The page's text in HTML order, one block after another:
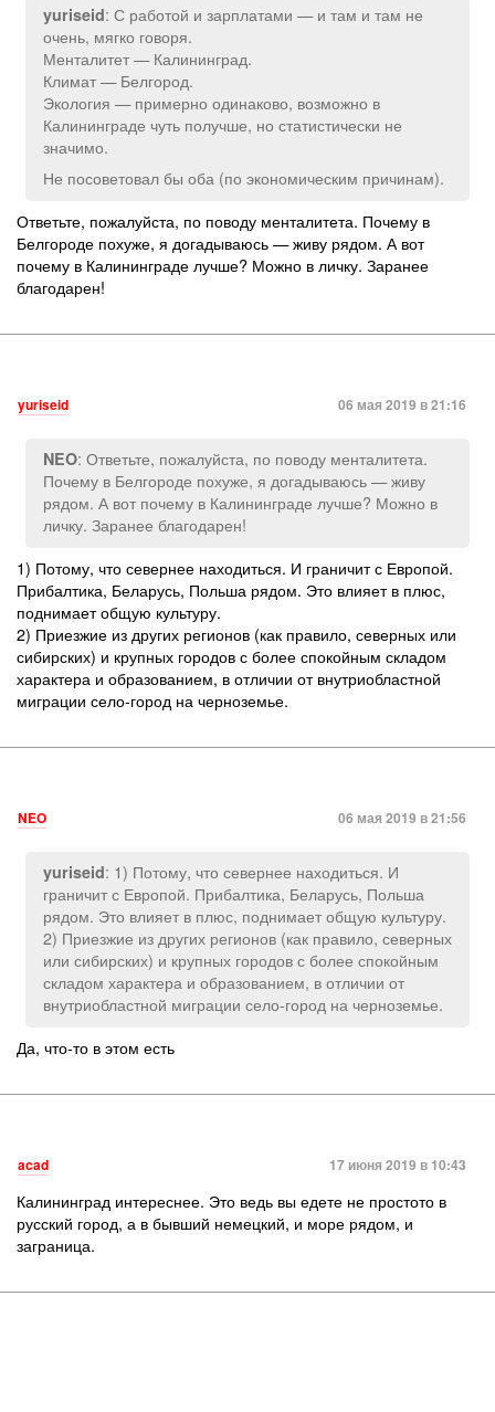
yuriseid: С работой и зарплатами — и там и там не
очень, мягко говоря.
Менталитет — Калининград.
Климат — Белгород.
Экология — примерно одинаково, возможно в
Калининграде чуть получше, но статистически не
значимо.
Не посоветовал бы оба (по экономическим причинам).
Ответьте, пожалуйста, по поводу менталитета. Почему в
Белгороде похуже, я догадываюсь — живу рядом. А вот
почему в Калининграде лучше? Можно в личку. Заранее
благодарен!
yuriseid 06 мая 2019 в 21:16
NEO: Ответьте, пожалуйста, по поводу менталитета.
Почему в Белгороде похуже, я догадываюсь — живу
рядом. А вот почему в Калининграде лучше? Можно в
личку. Заранее благодарен!
1) Потому, что севернее находиться. И граничит с Европой.
Прибалтика, Беларусь, Польша рядом. Это влияет в плюс,
поднимает общую культуру.
2) Приезжие из других регионов (как правило, северных или
сибирских) и крупных городов с более спокойным складом
характера и образованием, в отличии от внутриобластной
миграции село-город на черноземье.
NEO 06 мая 2019 в 21:56
yuriseid: 1) Потому, что севернее находиться. И
граничит с Европой. Прибалтика, Беларусь, Польша
рядом. Это влияет в плюс, поднимает общую культуру.
2) Приезжие из других регионов (как правило, северных
или сибирских) и крупных городов с более спокойным
складом характера и образованием, в отличии от
внутриобластной миграции село-город на черноземье.
Да, что-то в этом есть
acad 17 июня 2019 в 10:43
Калининград интереснее. Это ведь вы едете не простото в
русский город, а в бывший немецкий, и море рядом, и
заграница.